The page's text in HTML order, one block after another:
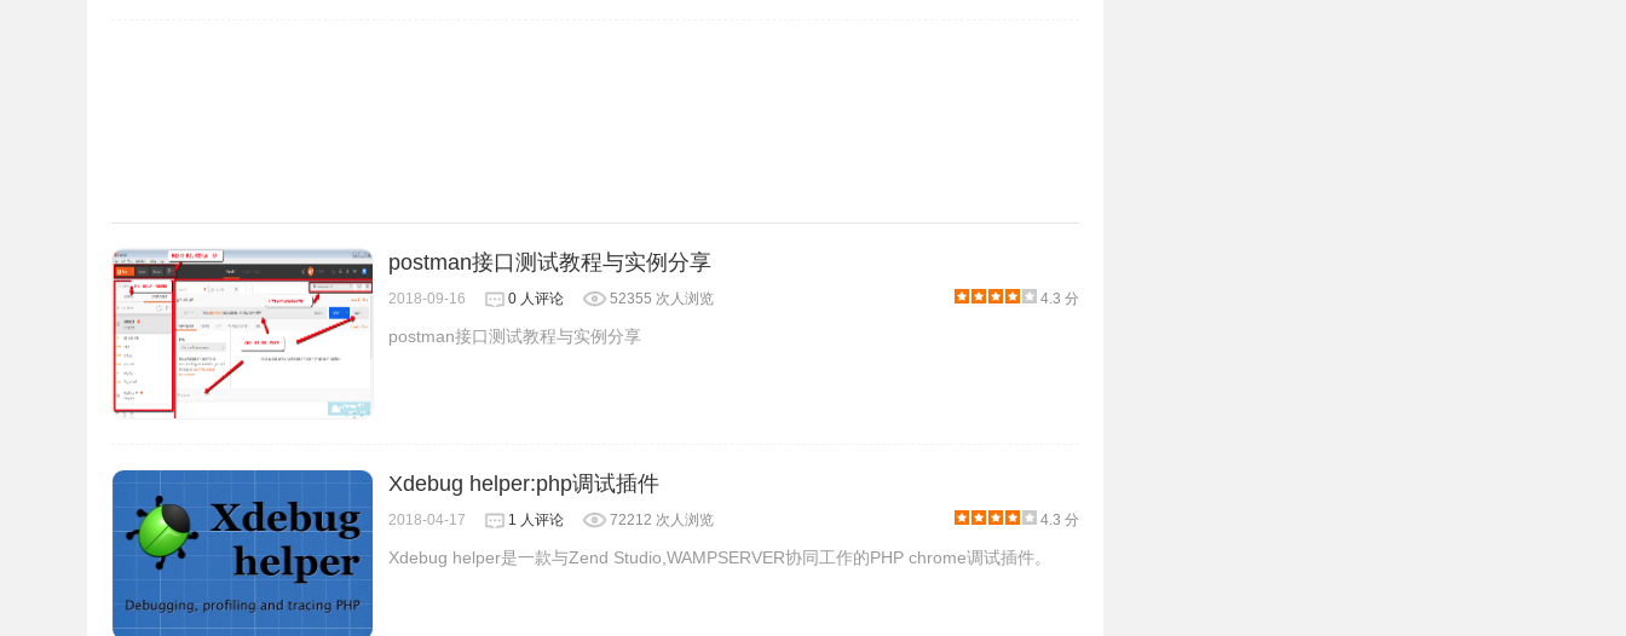
postman接口测试教程与实例分享
2018-09-16 0 人评论 52355 次人浏览 4.3 分
postman接口测试教程与实例分享
Xdebug helper:php调试插件
2018-04-17 1 人评论 72212 次人浏览 4.3 分
Xdebug helper是一款与Zend Studio,WAMPSERVER协同工作的PHP chrome调试插件。